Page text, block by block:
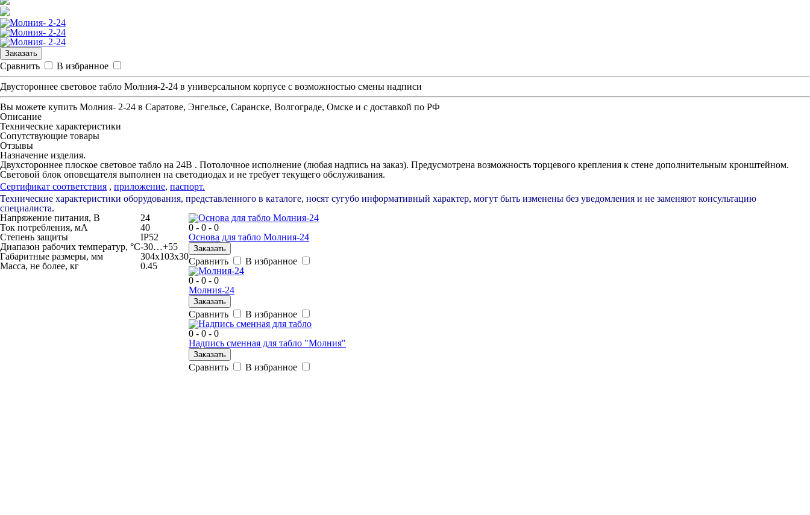
Заказать
Сравнить
В избранное
Двустороннее световое табло Молния-2-24 в универсальном корпусе с возможностью смены надписи
Вы можете купить Молния- 2-24 в Саратове, Энгельсе, Саранске, Волгограде, Омске и с доставкой по РФ
Описание
Технические характеристики
Сопутствующие товары
Отзывы
Назначение изделия.
Двухстороннее плоское световое табло на 24В . Потолочное исполнение (любая надпись на заказ). Предусмотрена возможность торцевого крепления к стене дополнительным кронштейном.
Световой блок оповещателя выполнен на светодиодах и не требует текущего обслуживания.
Сертификат соответствия , приложение, паспорт.
Технические характеристики оборудования, представленного в каталоге, носят сугубо информативный характер, могут быть изменены без уведомления и не заменяют консультацию
специалиста.
Напряжение питания, B
24
Ток потребления, мА
40
Степень защиты
IP52
Диапазон рабочих температур, °С-30…+55
Габаритные размеры, мм
304х103х30
Масса, не более, кг
0.45
0 - 0 - 0
Основа для табло Молния-24
Заказать
Сравнить
В избранное
0 - 0 - 0
Молния-24
Заказать
Сравнить
В избранное
0 - 0 - 0
Надпись сменная для табло "Молния"
Заказать
Сравнить В избранное